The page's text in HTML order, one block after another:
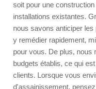
soit pour une
installations existantes.
nous savons anticiper
y remédier rapidement,
pour vous. De plus, nous
budgets établis, ce qui
clients. Lorsque vous
d'assainissement,